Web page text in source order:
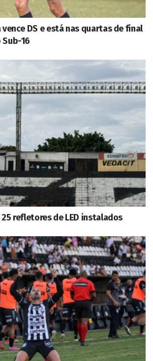
DS e está nas quartas de final
16
refletores de LED instalados